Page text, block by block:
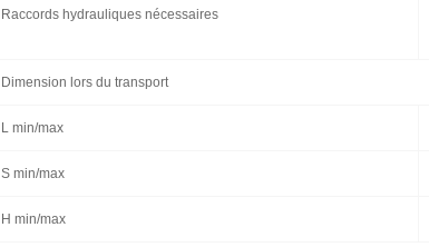
Raccords hydrauliques nécessaires
Dimension lors du transport
L min/max
S min/max
H min/max